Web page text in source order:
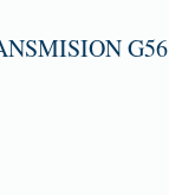
G56